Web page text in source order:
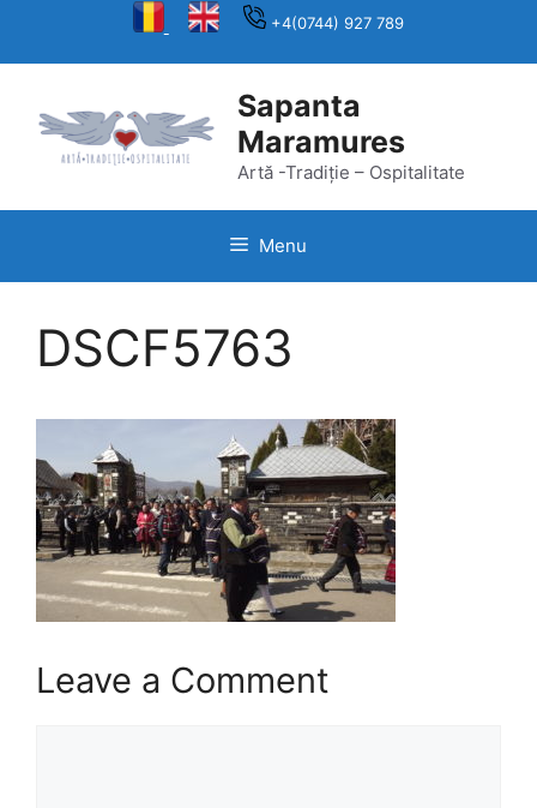
+4(0744) 927 789
Sapanta
Maramures
Artă -Tradiție – Ospitalitate
Menu
DSCF5763
Leave a Comment